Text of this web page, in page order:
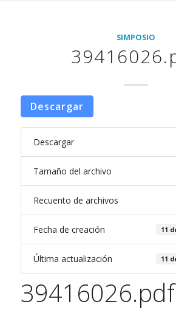
SIMPOSIO
Descargar
Descargar
Tamaño del archivo
Recuento de archivos
Fecha de creación 11
Última actualización 11
39416026.pdf